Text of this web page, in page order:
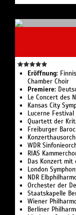
Eröffnung:
Chamber Choir
Premiere:
Le Concert des
Kansas City
Lucerne
Quartett der
Freiburger
WDR
RIAS
Das Konzert mit
London
NDR
Orchester der
Staatskapelle
Wiener
Berliner